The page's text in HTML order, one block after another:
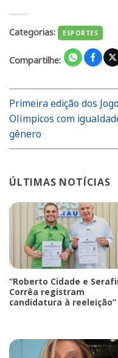
Categorias: ESPORTES
Compartilhe:
Primeira edição dos
Olímpicos com
gênero
ÚLTIMAS NOTÍCIAS
“Roberto Cidade e
Corrêa registram
candidatura à reeleição”